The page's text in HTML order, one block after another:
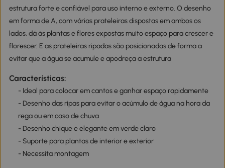
estrutura forte e confiável para uso interno e externo. O desenho
em forma de A, com várias prateleiras dispostas em ambos os
lados, dá às plantas e flores expostas muito espaço para crescer e
florescer. E as prateleiras ripadas são posicionadas de forma a
evitar que a água se acumule e apodreça a estrutura
Características:
- Ideal para colocar em cantos e ganhar espaço rapidamente
- Desenho das ripas para evitar o acúmulo de água na hora da
rega ou em caso de chuva
- Desenho chique e elegante em verde claro
- Suporte para plantas de interior e exterior
- Necessita montagem